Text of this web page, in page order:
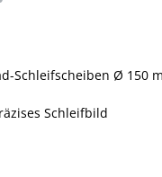
Schleifscheiben Ø 150
Schleifbild